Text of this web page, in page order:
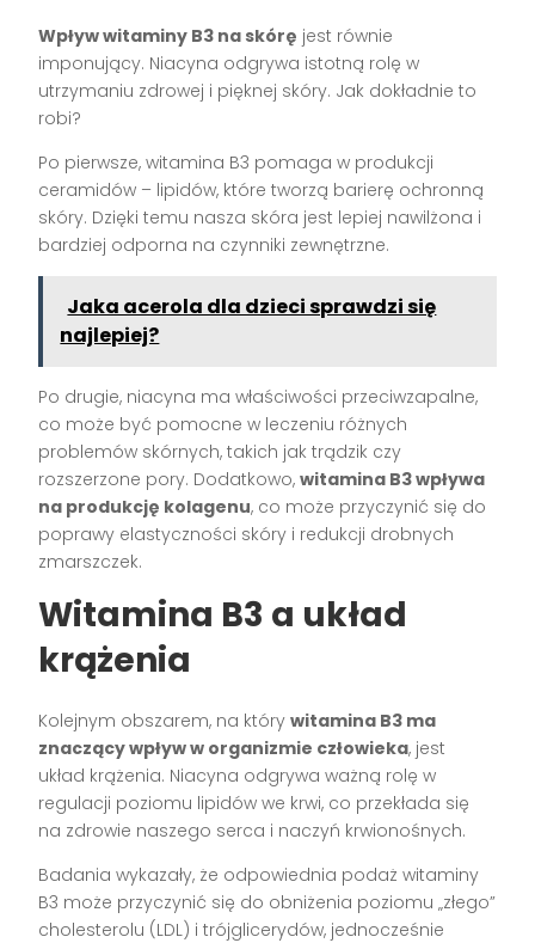
Wpływ witaminy B3 na skórę jest równie
imponujący. Niacyna odgrywa istotną rolę w
utrzymaniu zdrowej i pięknej skóry. Jak dokładnie to
robi?
Po pierwsze, witamina B3 pomaga w produkcji
ceramidów – lipidów, które tworzą barierę ochronną
skóry. Dzięki temu nasza skóra jest lepiej nawilżona i
bardziej odporna na czynniki zewnętrzne.
Jaka acerola dla dzieci sprawdzi się
najlepiej?
Po drugie, niacyna ma właściwości przeciwzapalne,
co może być pomocne w leczeniu różnych
problemów skórnych, takich jak trądzik czy
rozszerzone pory. Dodatkowo,witamina B3 wpływa
na produkcję kolagenu, co może przyczynić się do
poprawy elastyczności skóry i redukcji drobnych
zmarszczek.
Witamina B3 a układ
krążenia
Kolejnym obszarem, na którywitamina B3 ma
znaczący wpływ w organizmie człowieka, jest
układ krążenia. Niacyna odgrywa ważną rolę w
regulacji poziomu lipidów we krwi, co przekłada się
na zdrowie naszego serca i naczyń krwionośnych.
Badania wykazały, że odpowiednia podaż witaminy
B3 może przyczynić się do obniżenia poziomu „złego”
cholesterolu (LDL) i trójglicerydów, jednocześnie